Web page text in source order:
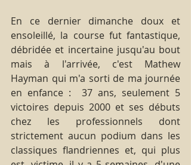
En ce dernier dimanche doux et
ensoleillé, la course fut fantastique,
débridée et incertaine jusqu'au bout
mais à l'arrivée, c'est Mathew
Hayman qui m'a sorti de ma journée
en enfance :  37 ans, seulement 5
victoires depuis 2000 et ses débuts
chez les professionnels dont
strictement aucun podium dans les
classiques flandriennes et, qui plus